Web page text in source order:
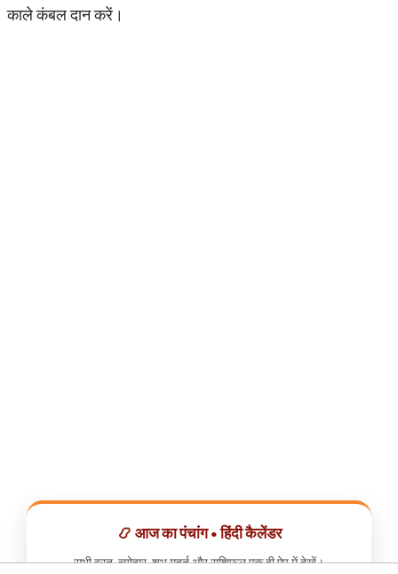
काले कंबल दान करें।
📿 आज का पंचांग • हिंदी कैलेंडर
सभी व्रत, त्योहार, शुभ मुहूर्त और राशिफल एक ही ऐप में देखें।